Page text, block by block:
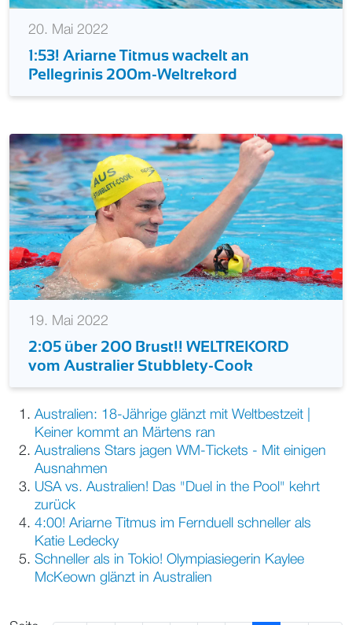
20. Mai 2022
1:53! Ariarne Titmus wackelt an
Pellegrinis 200m-Weltrekord
19. Mai 2022
2:05 über 200 Brust!! WELTREKORD
vom Australier Stubblety-Cook
Australien: 18-Jährige glänzt mit Weltbestzeit |
Keiner kommt an Märtens ran
Australiens Stars jagen WM-Tickets - Mit einigen
Ausnahmen
USA vs. Australien! Das "Duel in the Pool" kehrt
zurück
4:00! Ariarne Titmus im Fernduell schneller als
Katie Ledecky
Schneller als in Tokio! Olympiasiegerin Kaylee
McKeown glänzt in Australien